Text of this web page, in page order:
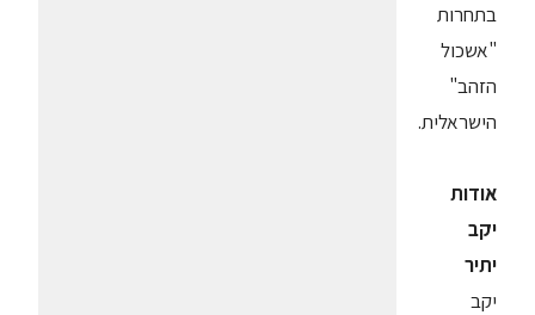
בתחרות
"אשכול
הזהב"
הישראלית.
אודות
יקב
יתיר
יקב